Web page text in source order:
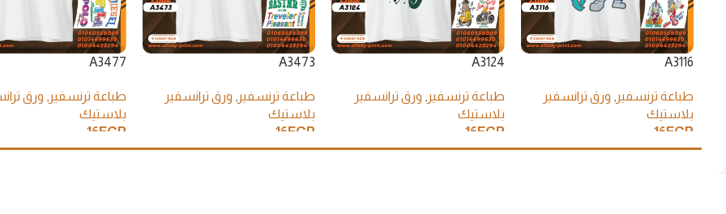
A3116
طباعة ترنسفير, ورق ترانسفير
بلاستيك
16EGP
A3124
طباعة ترنسفير, ورق ترانسفير
بلاستيك
16EGP
A3473
طباعة ترنسفير, ورق ترانسفير
بلاستيك
16EGP
A3477
طباعة ترنسفير, ورق
بلاستيك
16EGP